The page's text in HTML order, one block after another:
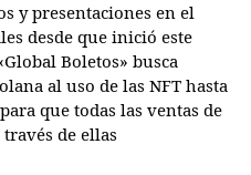
y presentaciones en el
desde que inició este
Boletos» busca
al uso de las NFT hasta
que todas las ventas de
de ellas